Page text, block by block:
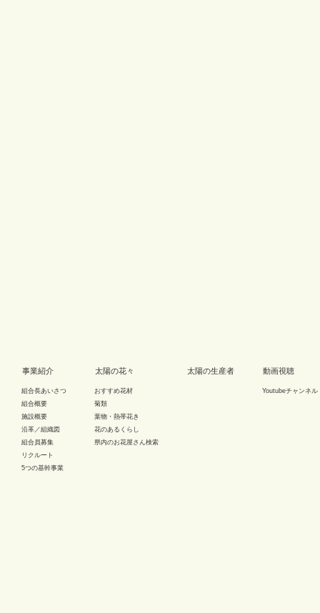
事業紹介
組合長あいさつ
組合概要
施設概要
沿革／組織図
組合員募集
リクルート
5つの基幹事業
太陽の花々
おすすめ花材
菊類
葉物・熱帯花き
花のあるくらし
県内のお花屋さん検索
太陽の生産者 動画視聴
Youtubeチャンネル